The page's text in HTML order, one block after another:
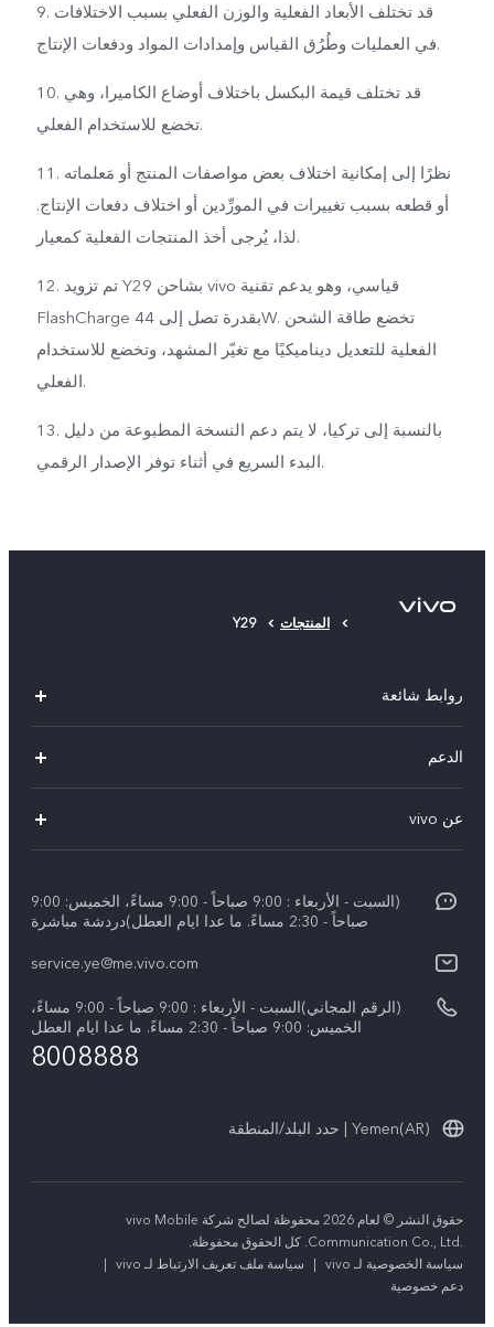
9. قد تختلف الأبعاد الفعلية والوزن الفعلي بسبب الاختلافات
في العمليات وطُرُق القياس وإمدادات المواد ودفعات الإنتاج.
10. قد تختلف قيمة البكسل باختلاف أوضاع الكاميرا، وهي
تخضع للاستخدام الفعلي.
11. نظرًا إلى إمكانية اختلاف بعض مواصفات المنتج أو مَعلماته
أو قطعه بسبب تغييرات في المورِّدين أو اختلاف دفعات الإنتاج.
لذا، يُرجى أخذ المنتجات الفعلية كمعيار.
12. تم تزويد Y29 بشاحن vivo قياسي، وهو يدعم تقنية
FlashCharge بقدرة تصل إلى 44W. تخضع طاقة الشحن
الفعلية للتعديل ديناميكيًا مع تغيّر المشهد، وتخضع للاستخدام
الفعلي.
13. بالنسبة إلى تركيا، لا يتم دعم النسخة المطبوعة من دليل
البدء السريع في أثناء توفر الإصدار الرقمي.
المنتجات Y29
روابط شائعة
Y19s Pro
Y04
كل الموديلات
الدعم
مركز الخدمة
Funtouch OS
بيان الخصوصية بشأن خدمة العملاء
عن vivo
نبذة عنا
الإشعارات القانونية
الاستدامة
(السبت - الأربعاء : 9:00 صباحاً - 9:00 مساءً، الخميس: 9:00
صباحاً - 2:30 مساءً. ما عدا ايام العطل)دردشة مباشرة
service.ye@me.vivo.com
(الرقم المجاني)السبت - الأربعاء : 9:00 صباحاً - 9:00 مساءً،
الخميس: 9:00 صباحاً - 2:30 مساءً. ما عدا ايام العطل
8008888
Yemen(AR) | حدد البلد/المنطقة
حقوق النشر © لعام 2026 محفوظة لصالح شركة vivo Mobile
Communication Co., Ltd.‎. كل الحقوق محفوظة.
سياسة الخصوصية لـ vivo
| سياسة ملف تعريف الارتباط لـ vivo
|
دعم خصوصية